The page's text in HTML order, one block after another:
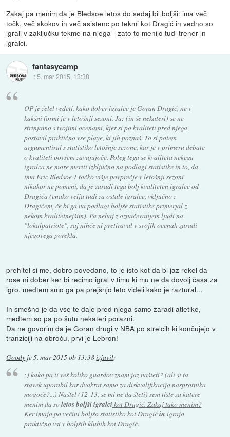
Zakaj pa menim da je Bledsoe letos do sedaj bil boljši: ima več
točk, več skokov in več asistenc po tekmi kot Dragić in vedno so
igrali v zaključku tekme na njega - zato to menijo tudi trener in
igralci.
fantasycamp
:: 5. mar 2015, 13:38
OP je želel vedeti, kako dober igralec je Goran Dragić, ne v
kakšni formi je v letošnji sezoni. Jaz (in še nekateri) se ne
strinjamo s tvojimi ocenami, kjer si po kvaliteti pred njega
postavil praktično vse playe, ki jih poznaš. To si potem
argumentiral s statistiko letošnje sezone, kar je v primeru debate
o kvaliteti povsem zavajujoče. Poleg tega se kvaliteta nekega
igralca ne more meriti izključno na podlagi statistike in to, da
ima Eric Bledsoe 1 točko višje povprečje v letošnji sezoni
nikakor ne pomeni, da je zaradi tega bolj kvaliteten igralec od
Dragića (enako velja tudi za ostale igralce, vključno z
Dragićem, če bi ga na podlagi boljše statistike primerjal z
nekom kvalitetnejšim). Pa nehaj z označevanjem ljudi na
"lokalpatriote", saj nihče ni pretiraval v svojih ocenah zaradi
njegovega porekla.
prehitel si me, dobro povedano, to je isto kot da bi jaz rekel da
rose ni dober ker bi recimo igral v timu ki mu ne da dovolj časa za
igro, medtem smo ga pa prejšnjo leto videli kako je raztural...
In smešno je da vse te daje pred njega samo zaradi atletike,
medtem so pa po šutu nekateri porazni.
Da ne govorim da je Goran drugi v NBA po strelcih ki končujejo v
tranziciji na obroču, prvi je Lebron!
Goody je5. mar 2015 ob 13:38izjavil:
;) kako pa ti veš koliko guardov znam jaz našteti? (ali si ta
stavek uporabil kar dvakrat samo za diskvalifikacijo nasprotnika
mogoče?...) Naštel (12-13, se mi ne da šteti) sem tiste za katere
menim da soletos boljši igralcikot Dragić. Zakaj tako menim?
Ker imajo po večini boljšo statistiko kot Dragićin igrajo
praktično vsi v boljših klubih kot Dragić.